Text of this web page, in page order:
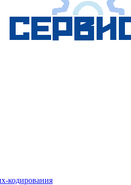
кодирования